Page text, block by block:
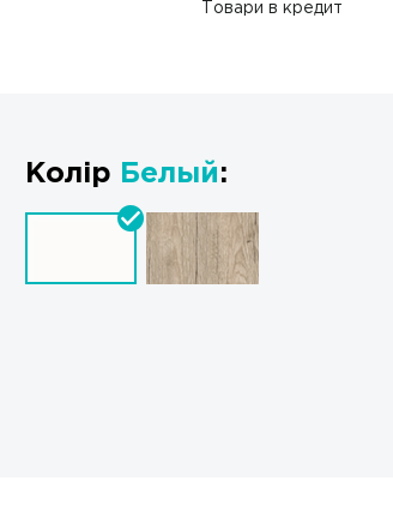
Товари в кредит
Колір Белый: